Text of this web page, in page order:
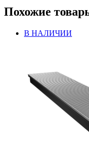
Похожие
В НАЛИЧИИ